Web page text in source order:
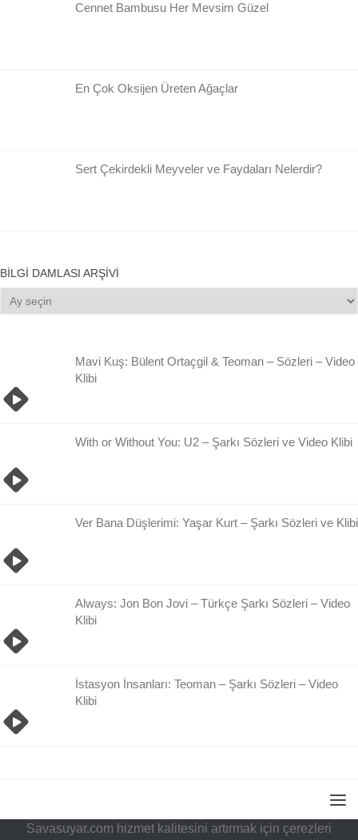
Cennet Bambusu Her Mevsim Güzel
En Çok Oksijen Üreten Ağaçlar
Sert Çekirdekli Meyveler ve Faydaları Nelerdir?
BILGI DAMLASI ARŞIVI
Bilgi
Damlası
Mavi Kuş: Bülent Ortaçgil & Teoman – Sözleri – Video
Klibi
With or Without You: U2 – Şarkı Sözleri ve Video Klibi
Ver Bana Düşlerimi: Yaşar Kurt – Şarkı Sözleri ve Klibi
Always: Jon Bon Jovi – Türkçe Şarkı Sözleri – Video
Klibi
İstasyon İnsanları: Teoman – Şarkı Sözleri – Video
Klibi
Savasuyar.com hizmet kalitesini artırmak için çerezleri